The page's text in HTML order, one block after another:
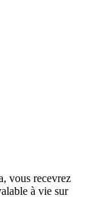
vous recevrez
à vie sur